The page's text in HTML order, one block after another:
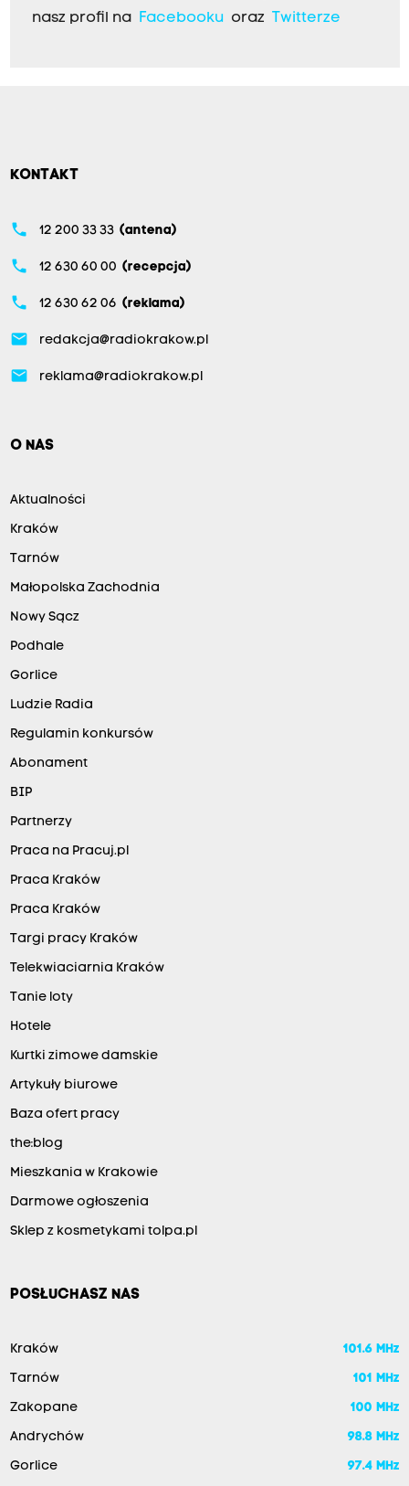
nasz profil na Facebookuoraz Twitterze
KONTAKT
phone 12 200 33 33 (antena)
phone 12 630 60 00 (recepcja)
phone 12 630 62 06 (reklama)
email redakcja@radiokrakow.pl
email reklama@radiokrakow.pl
O NAS
Aktualności
Kraków
Tarnów
Małopolska Zachodnia
Nowy Sącz
Podhale
Gorlice
Ludzie Radia
Regulamin konkursów
Abonament
BIP
Partnerzy
Praca na Pracuj.pl
Praca Kraków
Praca Kraków
Targi pracy Kraków
Telekwiaciarnia Kraków
Tanie loty
Hotele
Kurtki zimowe damskie
Artykuły biurowe
Baza ofert pracy
the:blog
Mieszkania w Krakowie
Darmowe ogłoszenia
Sklep z kosmetykami tolpa.pl
POSŁUCHASZ NAS
Kraków 101.6 MHz
Tarnów 101 MHz
Zakopane 100 MHz
Andrychów 98.8 MHz
Gorlice 97.4 MHz